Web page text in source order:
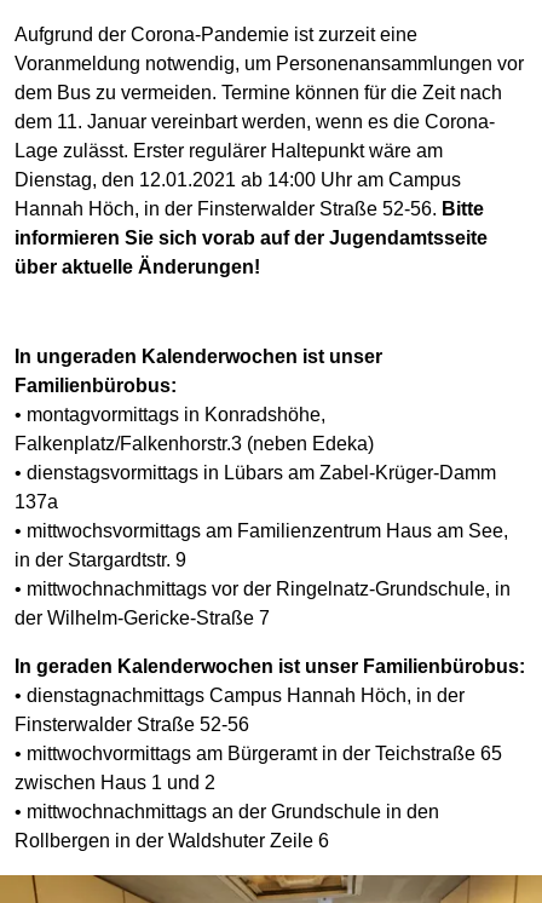
Aufgrund der Corona-Pandemie ist zurzeit eine
Voranmeldung notwendig, um Personenansammlungen vor
dem Bus zu vermeiden. Termine können für die Zeit nach
dem 11. Januar vereinbart werden, wenn es die Corona-
Lage zulässt. Erster regulärer Haltepunkt wäre am
Dienstag, den 12.01.2021 ab 14:00 Uhr am Campus
Hannah Höch, in der Finsterwalder Straße 52-56. Bitte
informieren Sie sich vorab auf der Jugendamtsseite
über aktuelle Änderungen!
In ungeraden Kalenderwochen ist unser
Familienbürobus:
• montagvormittags in Konradshöhe,
Falkenplatz/Falkenhorstr.3 (neben Edeka)
• dienstagsvormittags in Lübars am Zabel-Krüger-Damm
137a
• mittwochsvormittags am Familienzentrum Haus am See,
in der Stargardtstr. 9
• mittwochnachmittags vor der Ringelnatz-Grundschule, in
der Wilhelm-Gericke-Straße 7
In geraden Kalenderwochen ist unser Familienbürobus:
• dienstagnachmittags Campus Hannah Höch, in der
Finsterwalder Straße 52-56
• mittwochvormittags am Bürgeramt in der Teichstraße 65
zwischen Haus 1 und 2
• mittwochnachmittags an der Grundschule in den
Rollbergen in der Waldshuter Zeile 6